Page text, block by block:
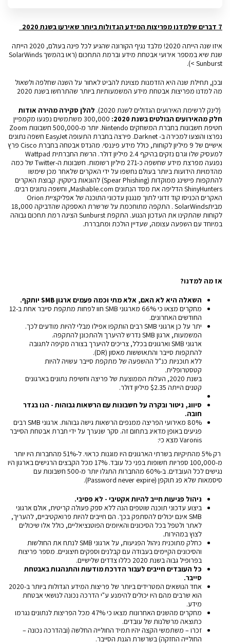
7 דברים שלמדנו מפריצות המידע הגדולות ביותר שאירעו בשנת 2020
איזו שנה הייתה 2020! מלבד נגיף הקורונה שהגיע לכל פינה בעולם, 2020 הייתה
שנת שיא במספר אירועי אבטחת מידע וברמת התחכום (ראו בהמשך SolarWinds
< Sunburst).
ובכן, תחילת שנה היא הזדמנות מצוינת להביט לאחור על השנה שחלפה ולשאול
מה למדנו מפריצות אבטחת מידע המשמעותיות ביותר שהתרחשו בשנת 2020
(לינק לרשימת האירועים הגדולים לשנת 2020) . להלן סקירה מהירה אודות
חלק מהאירועים הבולטים בשנת 2020:
300,000 משתמשים נפגעו מקמפיין
חטיפת חשבונות בחברת המשחקים Nintendo. יותר מ-500,000 חשבונות
Zoom
נפרצו והוצעו למכירה ב- Darknet. פירצה בחברת התעופה
EasyJet חשפה נתונים
אישיים של 9 מיליון לקוחות, כולל מידע פיננסי. מהנדס אבטחה בחברת
Cisco פרץ
למעסיק שלו וגרם נזקים בהיקף 2.4 מיליון דולר. הרשת החברתית
Wattpad
נפגעה מפרצת מידע שחשפה כ-271 מיליון רשומות. חשבונות ה-
Twitter של כמה
מהדמויות הידועות ביותר בעולם נחשפו על ידי האקרים שלאחר מכן שימשו
להתקפות פישינג ממוקדות (Spear Phishing) להונאות ביטקוין. קבוצת האקרים
ShinyHunters הדליפה את מסד הנתונים
Mashable.com, וחשפה נתונים רבים.
האקרים הכניסו קוד זדוני לתוך מנגנון עדכוני התוכנה של אפליקציית Orion
מביתSolarWinds
. התקפה מתוחכמת על שרשרת האספקה שהדביקה 18,000
לקוחות שהתקינו את העדכון הנגוע. התקפת Sunburst הציגה רמת תחכום גבוהה
במיוחד עם השפעה עצומה, שעדיין הולכת ומתבררת.
אז מה למדנו?
השאלה היא לא האם, אלא מתי וכמה פעמים ארגון SMB יותקף.
מחקרים מצאו כי 66% מארגוני SMB חוו לפחות מתקפת סייבר אחת ב-12
החודשים האחרונים.
יתר על כן ארגוני SMB רבים הותקפו אפילו מבלי להיות מודעים לכך.
המשמעות, ארגון SMB נדרש להיערך ולהתכונן להתקפה.
ארגוני SMB וארגונים בכלל, צריכים להיערך בצורה מקיפה לתגובה
להתקפות סייבר והתאוששות מאסון (DR).
ללא תוכניות כנ"ל ההשפעה של מתקפת סייבר עשויה להיות
קטסטרופלית.
בשנת 2020, העלות הממוצעת של פריצה וחשיפת נתונים בארגונים
קטנים הייתה $2.35 מיליון דולר.
סיווג, ניטור ובקרה על חשבונות עם הרשאות גבוהות - הנו בגדר
חובה.
80% מאירועי הפריצה ממנפים הרשאות גישה גבוהות. ארגוני SMB רבים
פגיעים באופן מדאיג בתחום זה. סקר שנערך על ידי חברת אבטחת הסייבר
Varonis מצא כי:
רק 5% מהתיקיות בשרתי הארגונים היו מוגנות כראוי. ל-51% מהחברות היו יותר
מ-100,000 ספריות חשופות בפני כל עובד. 17% מכל הקבצים הרגישים בארגון היו
נגישים לכל העובדים. ב-60% מהחברות התגלו יותר מ-500 חשבונות עם
סיסמאות שלא פג תוקפן (Password never expire).
ניהול פגיעות חייב להיות אקטיבי - לא פסיבי.
ביצוע עדכוני תוכנה שוטפים הנה ללא ספק פעולה קריטית, אולם ארגוני
SMB אינם יכולים להסתפק בכך. הם חייבים להיות פרואקטיביים, להעריך,
לאתר ולטפל בכל הסיכונים והאיומים הפוטנציאליים, כולל אלו שיכולים
לצוץ במהירות.
כחלק מתוכנית ניהול הפגיעות, על ארגוני SMB לנתח את החולשות
והסיכונים הקיימים בעבודה עם קבלנים וספקים חיצוניים. מספר פריצות
בפרופיל גבוה בשנת 2020 כללו צדדים שלישיים.
כל העובדים חייבים לעבור הדרכת מודעות והתנהגות באבטחת
סייבר.
אחד הנושאים המטרידים ביותר של פריצות המידע הגדולות ביותר ב-2020
הוא שרבים מהם היו יכולים להימנע ע"י הדרכה נכונה לנושאי אבטחת
מידע.
מחקרים מהשנים האחרונות מצאו כי 47% מכל הפריצות לנתונים נגרמו
כתוצאה מרשלנות של עובדים.
זכרו – משתמשי הקצה יהיו תמיד החולייה החלשה (ובהדרכה נכונה –
החולייה החזקה) בשרשרת הגנת הסייבר.